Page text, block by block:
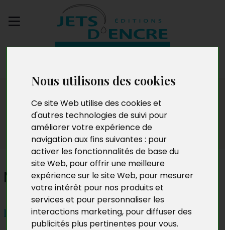
Nous utilisons des cookies
Ce site Web utilise des cookies et
d'autres technologies de suivi pour
améliorer votre expérience de
navigation aux fins suivantes : pour
activer les fonctionnalités de base du
site Web, pour offrir une meilleure
expérience sur le site Web, pour mesurer
votre intérêt pour nos produits et
services et pour personnaliser les
interactions marketing, pour diffuser des
publicités plus pertinentes pour vous.
Dédicaces
Mohsin Berrada
lundi 24 février 2020 – 19h